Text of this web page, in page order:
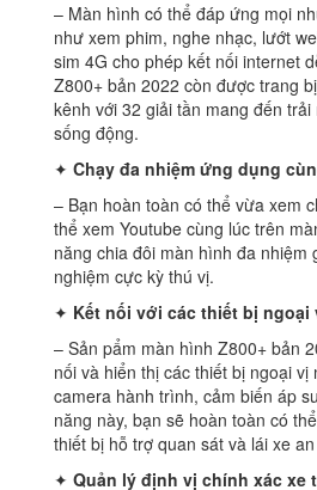
– Màn hình có thể đáp ứng mọi
như xem phim, nghe nhạc, lướt
sim 4G cho phép kết nối internet
Z800+ bản 2022 còn được trang
kênh với 32 giải tần mang đến
sống động.
✦ Chạy đa nhiệm ứng dụng
– Bạn hoàn toàn có thể vừa xem
thể xem Youtube cùng lúc trên
năng chia đôi màn hình đa nhiệm
nghiệm cực kỳ thú vị.
✦ Kết nối với các thiết bị ngoại
– Sản pẩm màn hình Z800+ bản
nối và hiển thị các thiết bị ngoại vị
camera hành trình, cảm biến áp
năng này, bạn sẽ hoàn toàn có
thiết bị hỗ trợ quan sát và lái xe
✦ Quản lý định vị chính xác xe